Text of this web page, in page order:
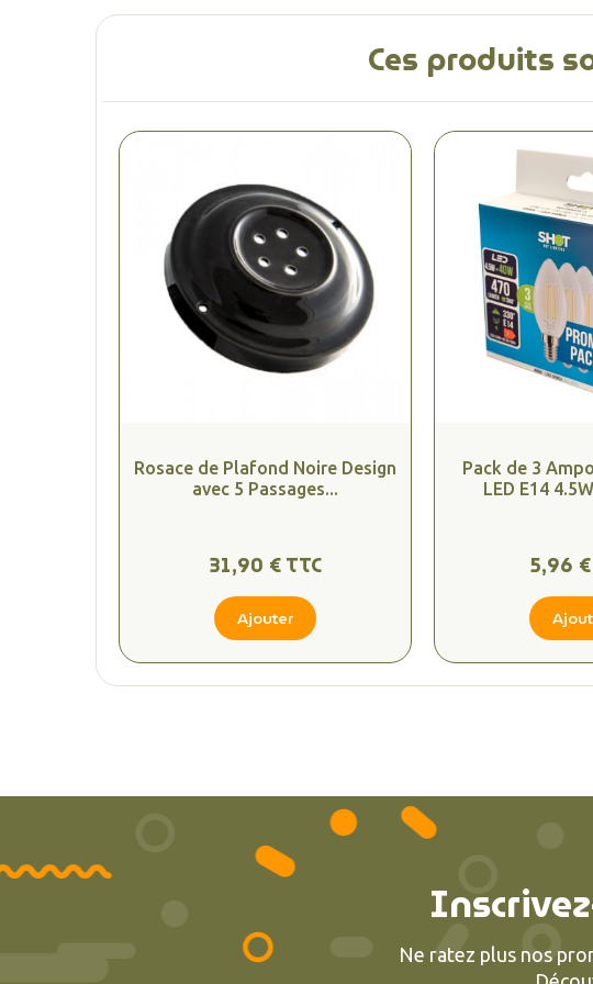
Ces produits
Rosace de Plafond Noire Design
avec 5 Passages...
31,90 € TTC
Ajouter
Pack de 3
LED E14
5,96 €
Ne ratez plus nos